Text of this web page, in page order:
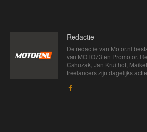
Redactie
De redactie van Motor.nl
van MOTO73 en Promotor.
Cahuzak, Jan Kruithof,
freelancers zijn dagelijks